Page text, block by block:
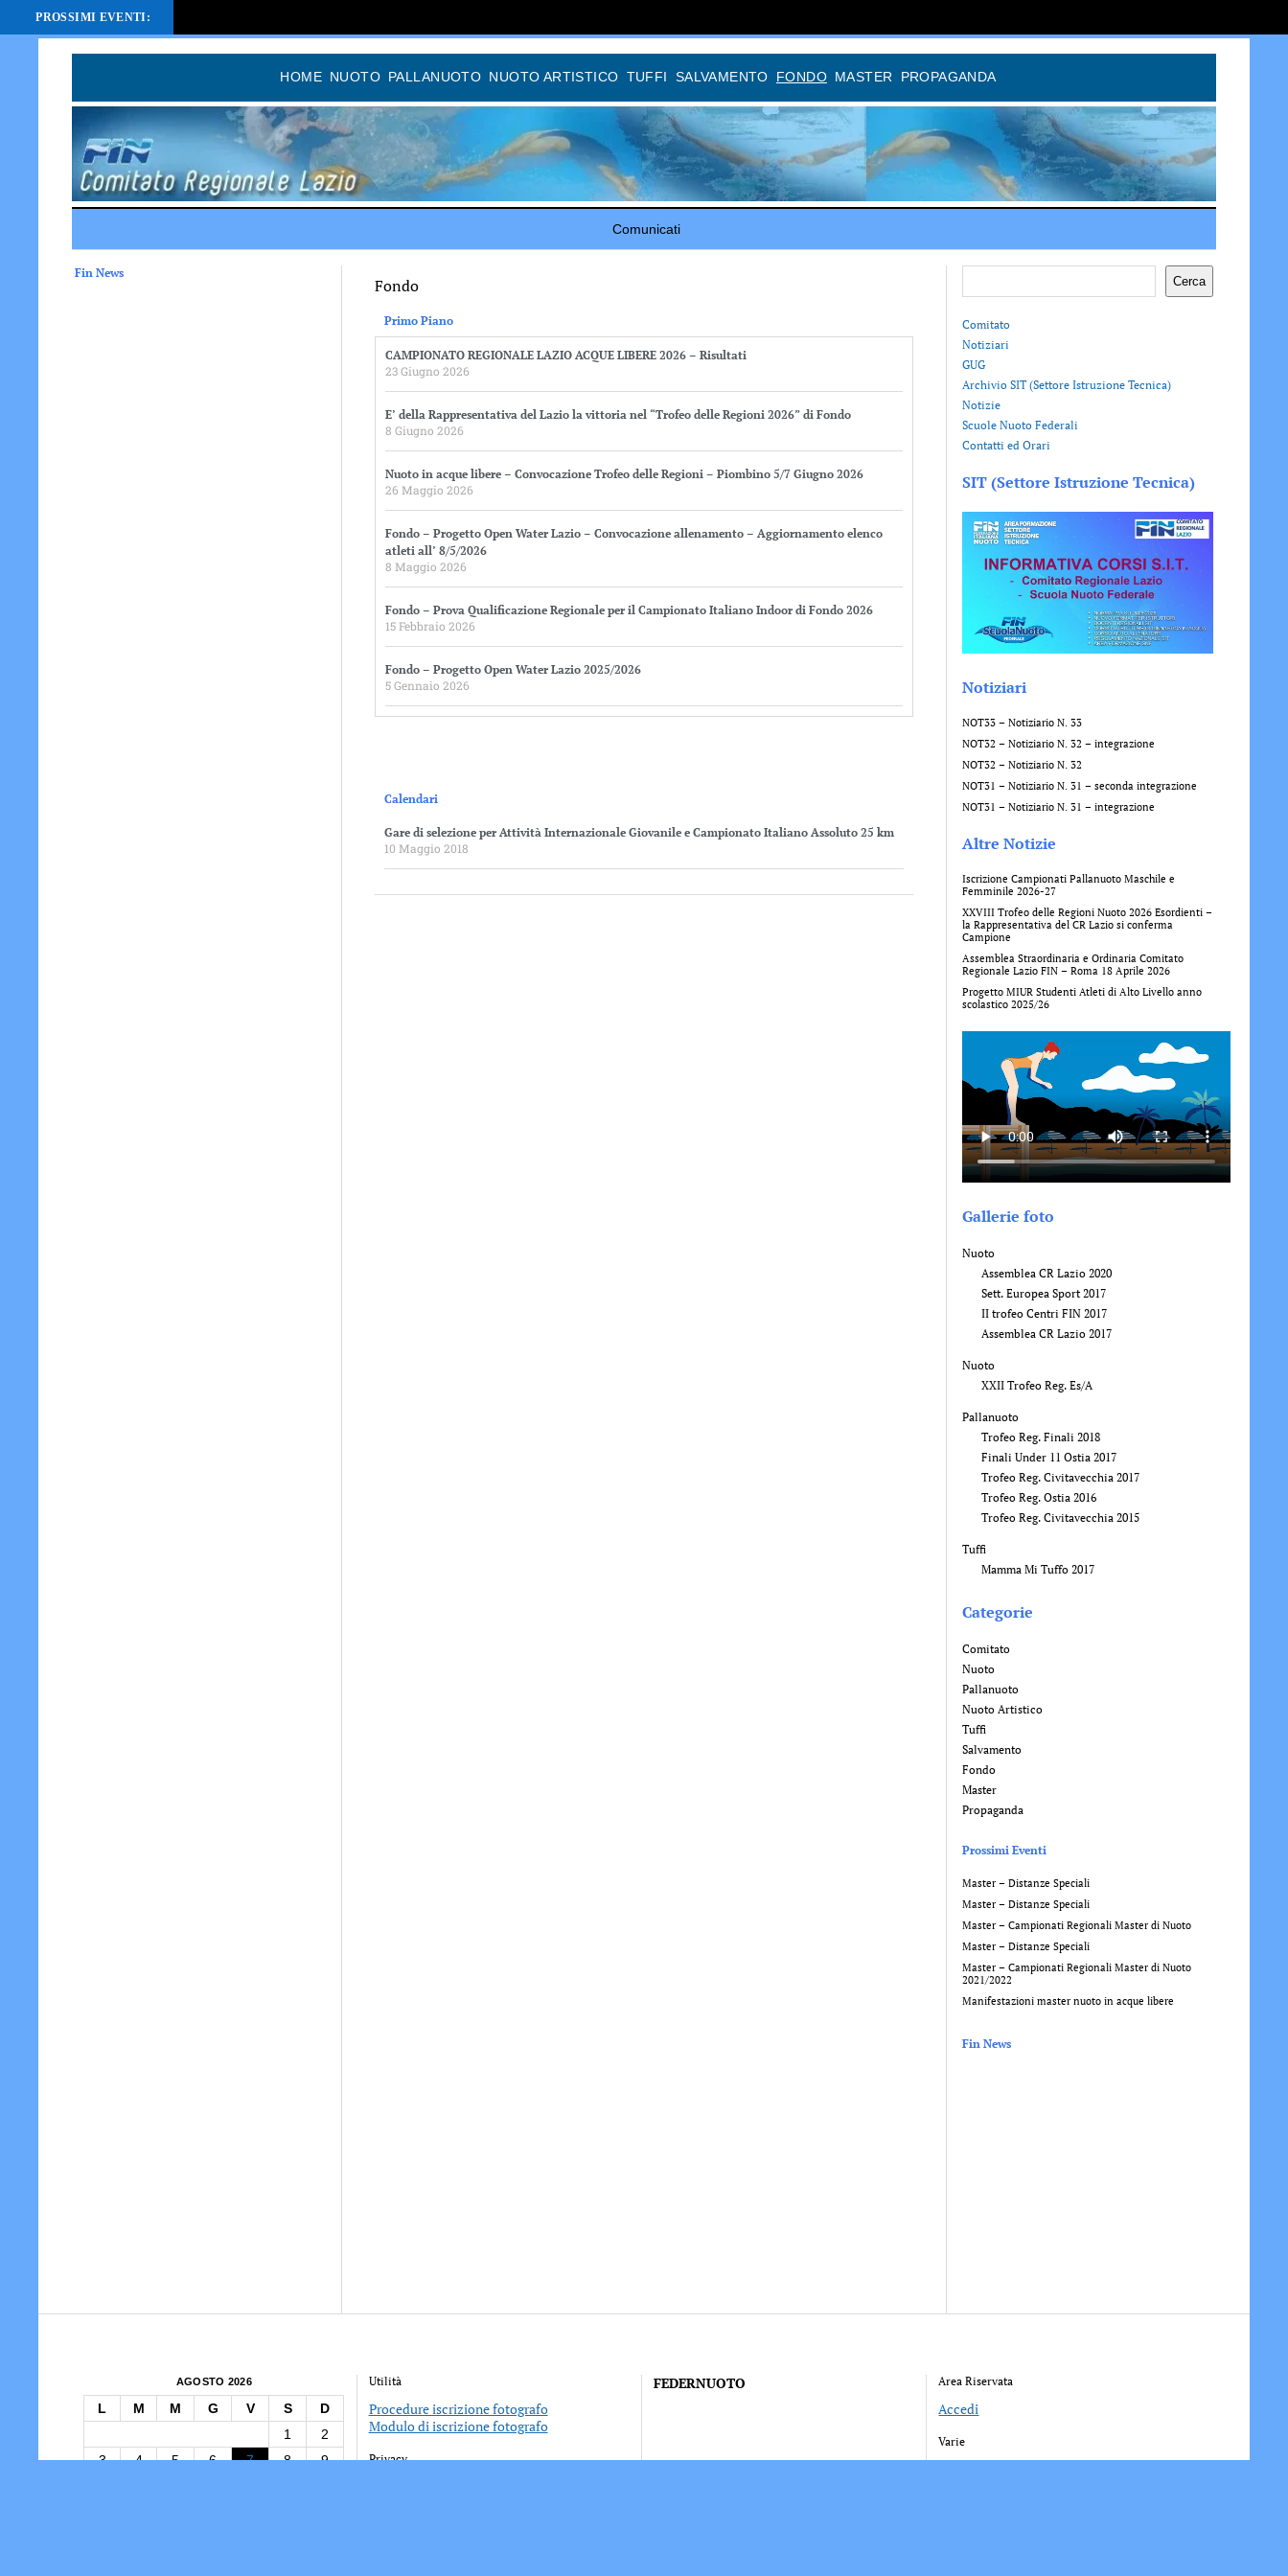
HOME NUOTO PALLANUOTO NUOTO ARTISTICO TUFFI SALVAMENTO FONDO MASTER PROPAGANDA
Comunicati
Fin News
Fondo
Primo Piano
CAMPIONATO REGIONALE LAZIO ACQUE LIBERE 2026 – Risultati
23 Giugno 2026
E’ della Rappresentativa del Lazio la vittoria nel “Trofeo delle Regioni 2026” di Fondo
8 Giugno 2026
Nuoto in acque libere – Convocazione Trofeo delle Regioni – Piombino 5/7 Giugno 2026
26 Maggio 2026
Fondo – Progetto Open Water Lazio – Convocazione allenamento – Aggiornamento elenco
atleti all’ 8/5/2026
8 Maggio 2026
Fondo – Prova Qualificazione Regionale per il Campionato Italiano Indoor di Fondo 2026
15 Febbraio 2026
Fondo – Progetto Open Water Lazio 2025/2026
5 Gennaio 2026
Calendari
Gare di selezione per Attività Internazionale Giovanile e Campionato Italiano Assoluto 25 km
10 Maggio 2018
Cerca
Comitato
Notiziari
GUG
Archivio SIT (Settore Istruzione Tecnica)
Notizie
Scuole Nuoto Federali
Contatti ed Orari
SIT (Settore Istruzione Tecnica)
Notiziari
NOT33 – Notiziario N. 33
NOT32 – Notiziario N. 32 – integrazione
NOT32 – Notiziario N. 32
NOT31 – Notiziario N. 31 – seconda integrazione
NOT31 – Notiziario N. 31 – integrazione
Altre Notizie
Iscrizione Campionati Pallanuoto Maschile e
Femminile 2026-27
XXVIII Trofeo delle Regioni Nuoto 2026 Esordienti –
la Rappresentativa del CR Lazio si conferma
Campione
Assemblea Straordinaria e Ordinaria Comitato
Regionale Lazio FIN – Roma 18 Aprile 2026
Progetto MIUR Studenti Atleti di Alto Livello anno
scolastico 2025/26
Gallerie foto
Nuoto
Assemblea CR Lazio 2020
Sett. Europea Sport 2017
II trofeo Centri FIN 2017
Assemblea CR Lazio 2017
Nuoto
XXII Trofeo Reg. Es/A
Pallanuoto
Trofeo Reg. Finali 2018
Finali Under 11 Ostia 2017
Trofeo Reg. Civitavecchia 2017
Trofeo Reg. Ostia 2016
Trofeo Reg. Civitavecchia 2015
Tuffi
Mamma Mi Tuffo 2017
Categorie
Comitato
Nuoto
Pallanuoto
Nuoto Artistico
Tuffi
Salvamento
Fondo
Master
Propaganda
Prossimi Eventi
Master – Distanze Speciali
Master – Distanze Speciali
Master – Campionati Regionali Master di Nuoto
Master – Distanze Speciali
Master – Campionati Regionali Master di Nuoto
2021/2022
Manifestazioni master nuoto in acque libere
Fin News
AGOSTO 2026
L M M G V S
D
1
2
3
4 5 6 7 8
9
Utilità
Procedure iscrizione fotografo
Modulo di iscrizione fotografo
Privacy
FEDERNUOTO Area Riservata
Accedi
Varie
PROSSIMI EVENTI: